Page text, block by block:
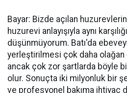
Bayar: Bizde açılan
huzurevi anlayışıyla aynı
düşünmüyorum. Batı'da
yerleştirilmesi çok daha
ancak çok zor şartlarda böyle
olur. Sonuçta iki milyonluk bir
ve profesyonel bakıma ihtiyaç